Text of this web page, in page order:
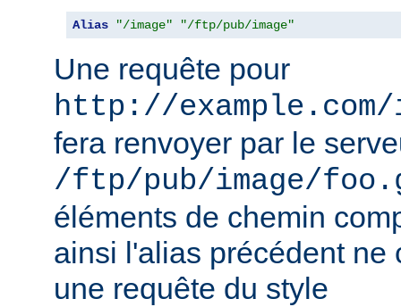
Alias "/image" "/ftp/pub/image"
Une requête pour
http://
fera renvoyer par le
/ftp/pub/image/
éléments de chemin
ainsi l'alias précédent ne
une requête du style